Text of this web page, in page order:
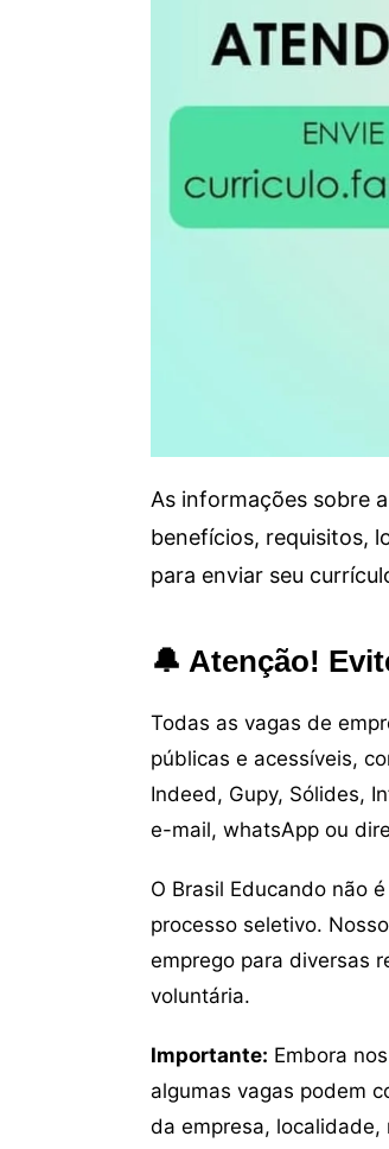
As informações sobre
benefícios, requisitos,
para enviar seu
🔔 Atenção!
Todas as vagas de
públicas e acessíveis,
Indeed, Gupy, Sólides,
e-mail, whatsApp ou
O Brasil Educando não
processo seletivo.
emprego para diversas
voluntária.
Importante: Embora
algumas vagas podem
da empresa, localidade,